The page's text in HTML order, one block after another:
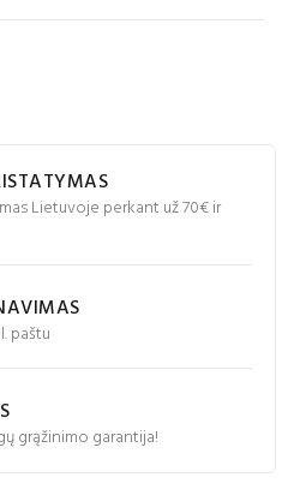
Lietuvoje perkant už 70€ ir
paštu
grąžinimo garantija!